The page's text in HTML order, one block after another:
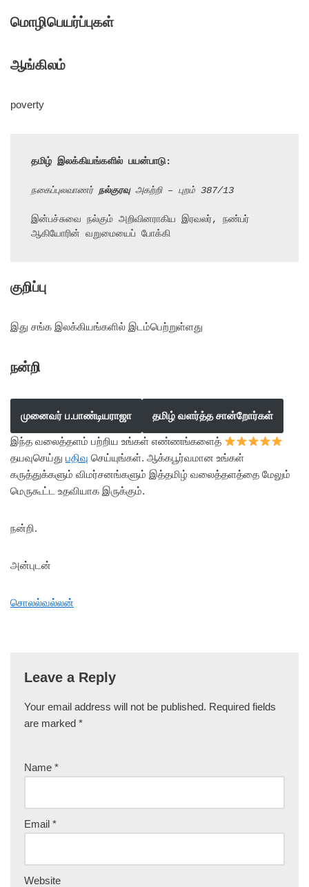
மொழிபெயர்ப்புகள்
ஆங்கிலம்
poverty
தமிழ் இலக்கியங்களில் பயன்பாடு:
நகைப்புலவாணர் நல்குரவு அகற்றி – புறம் 387/13
இன்பச்சுவை நல்கும் அறிவினராகிய இரவலர், நண்பர்
ஆகியோரின் வறுமையைப் போக்கி
குறிப்பு
இது சங்க இலக்கியங்களில் இடம்பெற்றுள்ளது
நன்றி
முனைவர் ப.பாண்டியராஜா தமிழ் வளர்த்த சான்றோர்கள்
இந்த வலைத்தளம் பற்றிய உங்கள் எண்ணங்களைத்
தயவுசெய்து பதிவு செய்யுங்கள். ஆக்கபூர்வமான உங்கள்
கருத்துக்களும் விமர்சனங்களும் இத்தமிழ் வலைத்தளத்தை மேலும்
மெருகூட்ட உதவியாக இருக்கும்.
நன்றி.
அன்புடன்
சொலல்வல்லன்
Leave a Reply
Your email address will not be published. Required fields
are marked *
Name *
Email *
Website